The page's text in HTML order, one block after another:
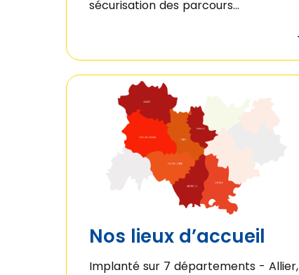
sécurisation des parcours
Nos lieux d’accueil
Implanté sur 7 départements - Allier,